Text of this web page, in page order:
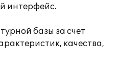
интерфейс.
базы за счет
качества,